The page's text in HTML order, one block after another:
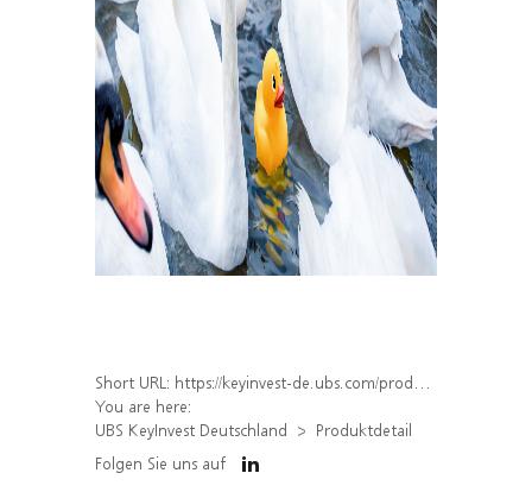
Short URL: https://keyinvest-de.ubs.com/produkt/detail/index/isin/DE000WA6ZNV4
You are here:
UBS KeyInvest Deutschland
Produktdetail
Folgen Sie uns auf